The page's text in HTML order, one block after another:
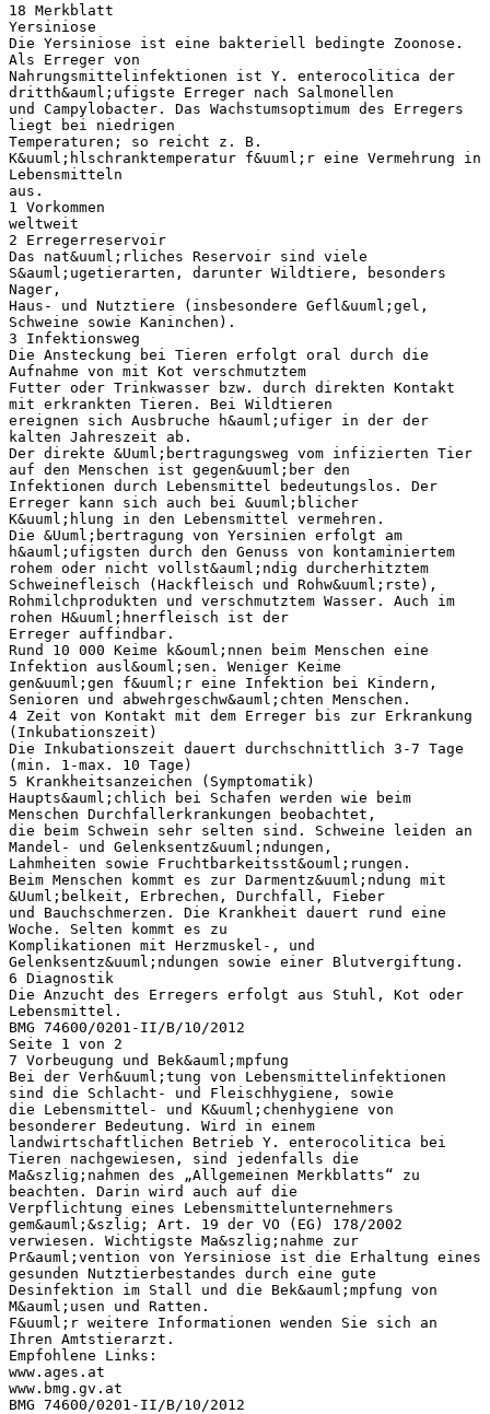
18 Merkblatt
Yersiniose
Die Yersiniose ist eine bakteriell bedingte Zoonose.
Als Erreger von
Nahrungsmittelinfektionen ist Y. enterocolitica der
dritth&auml;ufigste Erreger nach Salmonellen
und Campylobacter. Das Wachstumsoptimum des Erregers
liegt bei niedrigen
Temperaturen; so reicht z. B.
K&uuml;hlschranktemperatur f&uuml;r eine Vermehrung in
Lebensmitteln
aus.
1 Vorkommen
weltweit
2 Erregerreservoir
Das nat&uuml;rliches Reservoir sind viele
S&auml;ugetierarten, darunter Wildtiere, besonders
Nager,
Haus- und Nutztiere (insbesondere Gefl&uuml;gel,
Schweine sowie Kaninchen).
3 Infektionsweg
Die Ansteckung bei Tieren erfolgt oral durch die
Aufnahme von mit Kot verschmutztem
Futter oder Trinkwasser bzw. durch direkten Kontakt
mit erkrankten Tieren. Bei Wildtieren
ereignen sich Ausbruche h&auml;ufiger in der der
kalten Jahreszeit ab.
Der direkte &Uuml;bertragungsweg vom infizierten Tier
auf den Menschen ist gegen&uuml;ber den
Infektionen durch Lebensmittel bedeutungslos. Der
Erreger kann sich auch bei &uuml;blicher
K&uuml;hlung in den Lebensmittel vermehren.
Die &Uuml;bertragung von Yersinien erfolgt am
h&auml;ufigsten durch den Genuss von kontaminiertem
rohem oder nicht vollst&auml;ndig durcherhitztem
Schweinefleisch (Hackfleisch und Rohw&uuml;rste),
Rohmilchprodukten und verschmutztem Wasser. Auch im
rohen H&uuml;hnerfleisch ist der
Erreger auffindbar.
Rund 10 000 Keime k&ouml;nnen beim Menschen eine
Infektion ausl&ouml;sen. Weniger Keime
gen&uuml;gen f&uuml;r eine Infektion bei Kindern,
Senioren und abwehrgeschw&auml;chten Menschen.
4 Zeit von Kontakt mit dem Erreger bis zur Erkrankung
(Inkubationszeit)
Die Inkubationszeit dauert durchschnittlich 3-7 Tage
(min. 1-max. 10 Tage)
5 Krankheitsanzeichen (Symptomatik)
Haupts&auml;chlich bei Schafen werden wie beim
Menschen Durchfallerkrankungen beobachtet,
die beim Schwein sehr selten sind. Schweine leiden an
Mandel- und Gelenksentz&uuml;ndungen,
Lahmheiten sowie Fruchtbarkeitsst&ouml;rungen.
Beim Menschen kommt es zur Darmentz&uuml;ndung mit
&Uuml;belkeit, Erbrechen, Durchfall, Fieber
und Bauchschmerzen. Die Krankheit dauert rund eine
Woche. Selten kommt es zu
Komplikationen mit Herzmuskel-, und
Gelenksentz&uuml;ndungen sowie einer Blutvergiftung.
6 Diagnostik
Die Anzucht des Erregers erfolgt aus Stuhl, Kot oder
Lebensmittel.
BMG 74600/0201-II/B/10/2012
Seite 1 von 2
7 Vorbeugung und Bek&auml;mpfung
Bei der Verh&uuml;tung von Lebensmittelinfektionen
sind die Schlacht- und Fleischhygiene, sowie
die Lebensmittel- und K&uuml;chenhygiene von
besonderer Bedeutung. Wird in einem
landwirtschaftlichen Betrieb Y. enterocolitica bei
Tieren nachgewiesen, sind jedenfalls die
Ma&szlig;nahmen des „Allgemeinen Merkblatts“ zu
beachten. Darin wird auch auf die
Verpflichtung eines Lebensmittelunternehmers
gem&auml;&szlig; Art. 19 der VO (EG) 178/2002
verwiesen. Wichtigste Ma&szlig;nahme zur
Pr&auml;vention von Yersiniose ist die Erhaltung eines
gesunden Nutztierbestandes durch eine gute
Desinfektion im Stall und die Bek&auml;mpfung von
M&auml;usen und Ratten.
F&uuml;r weitere Informationen wenden Sie sich an
Ihren Amtstierarzt.
Empfohlene Links:
www.ages.at
www.bmg.gv.at
BMG 74600/0201-II/B/10/2012